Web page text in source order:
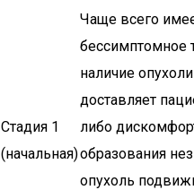
Стадия 1
(начальная)
Чаще всего
бессимптомное
наличие
доставляет
либо
образования
опухоль